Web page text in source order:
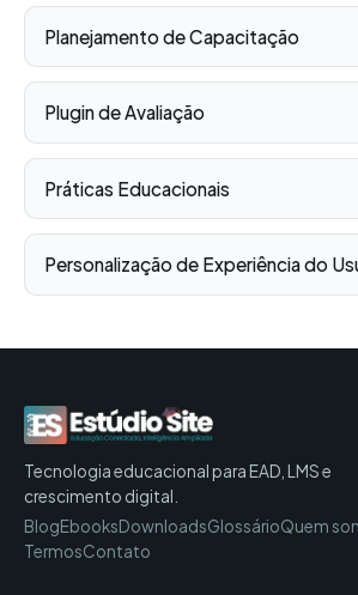
Planejamento de Capacitação
Plugin de Avaliação
Práticas Educacionais
Personalização de Experiência do
Tecnologia educacional para EAD, LMS e
crescimento digital.
BlogEbooksDownloadsGlossárioQuem
TermosContato